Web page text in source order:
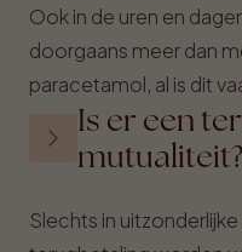
Ook in de uren en
doorgaans meer dan
paracetamol, al is dit
Is er een
mutualiteit?
Slechts in